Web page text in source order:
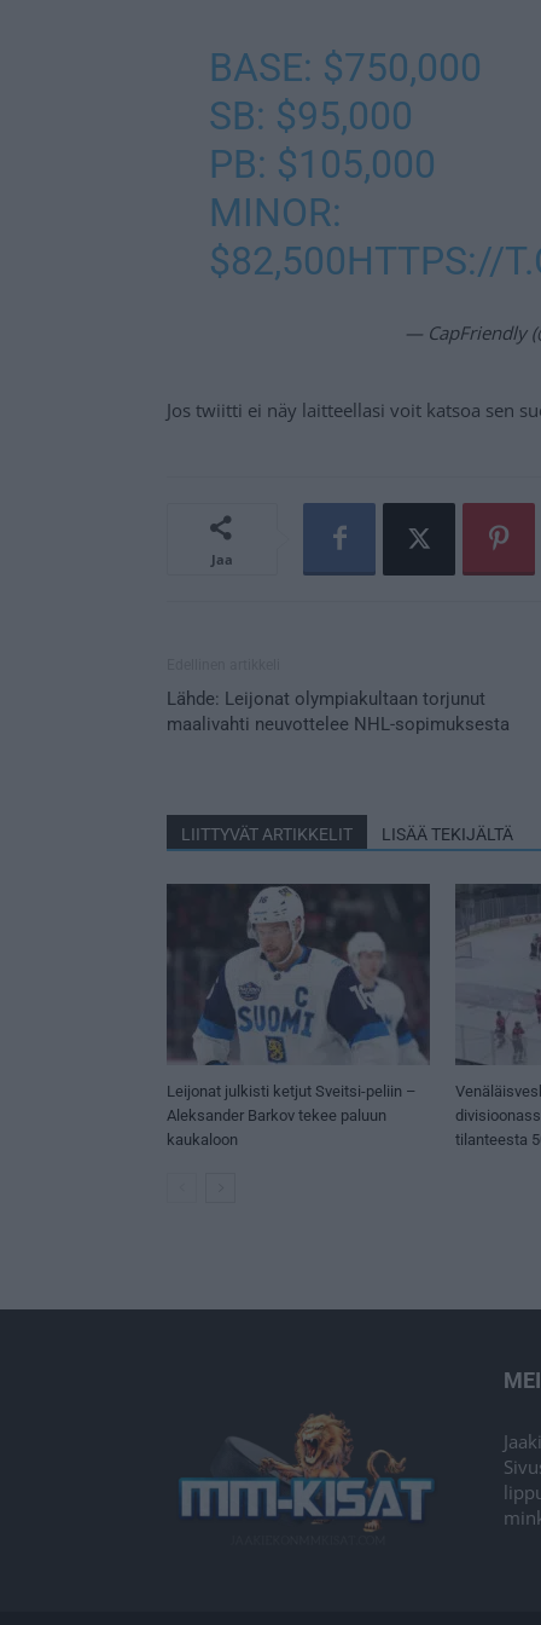
BASE: $750,000
SB: $95,000
PB: $105,000
MINOR:
$82,500HTTPS://
— CapFriendly
Jos twiitti ei näy laitteellasi voit katsoa sen
Jaa
Lähde: Leijonat olympiakultaan torjunut
maalivahti neuvottelee NHL-sopimuksesta
LIITTYVÄT ARTIKKELIT LISÄÄ TEKIJÄLTÄ
Leijonat julkisti ketjut Sveitsi-peliin –
Aleksander Barkov tekee paluun
kaukaloon
tilanteesta